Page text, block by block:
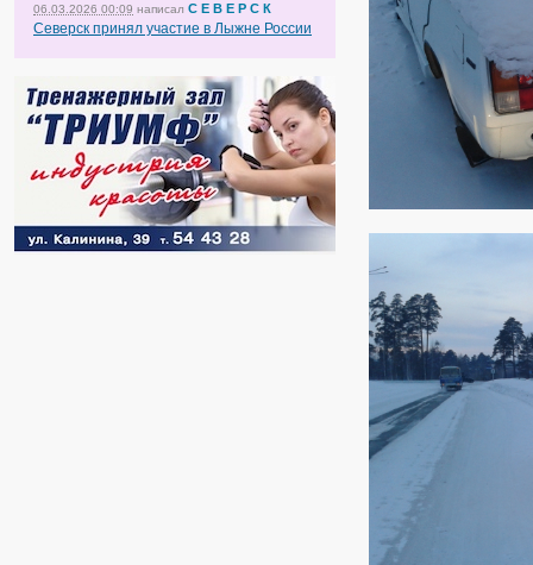
06.03.2026 00:09 написал С Е В Е Р С К
Северск принял участие в Лыжне России